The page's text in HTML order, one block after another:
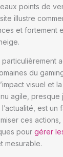
points de
illustre
et fortement
du
visuel et
agile, presque
est un
ces
pour gérer
mesurable.